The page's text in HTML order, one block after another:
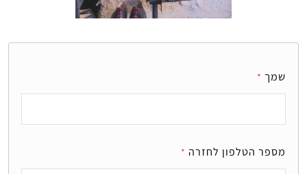
שמך *
מספר הטלפון לחזרה *